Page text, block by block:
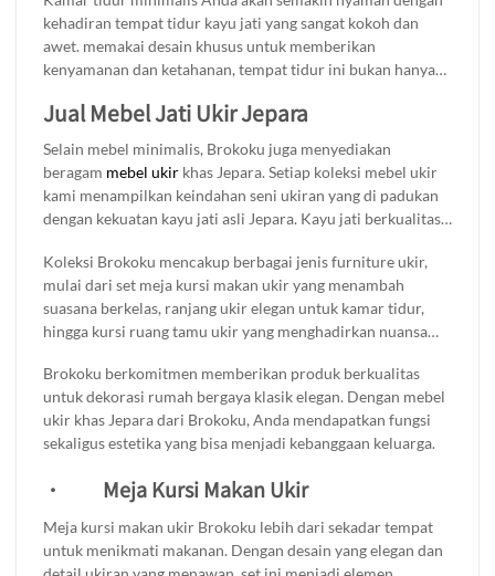
Lemari ini cocok untuk berbagai gaya interior, menambah
sentuhan alami sekaligus fungsionalitas. Apakah Anda
mencari tempat untuk menyimpan pakaian, buku, atau
barang-barang lainnya, lemari minimalis ini akan memenuhi
semua kebutuhan penyimpanan Anda.
kehadiran tempat tidur kayu jati yang sangat kokoh dan
awet. memakai desain khusus untuk memberikan
kenyamanan dan ketahanan, tempat tidur ini bukan hanya
elemen penting yang menambah keindahan ruang tidur
ini menciptakan suasana tidur yang tenang dan nyaman,
membuat Anda lebih mudah beristirahat setelah hari yang
panjang. Transformasikan kamar tidur Anda menjadi
tempat yang memikat dan menyenangkan dengan tempat
tidur kayu jati dari Brokoku, pilihan yang tepat untuk setiap
rumah.
Jual Mebel Jati Ukir Jepara
Selain mebel minimalis, Brokoku juga menyediakan
beragam mebel ukir khas Jepara. Setiap koleksi mebel ukir
kami menampilkan keindahan seni ukiran yang di padukan
dengan kekuatan kayu jati asli Jepara. Kayu jati berkualitas
seiring waktu, cocok sebagai investasi dekorasi jangka
panjang.
Koleksi Brokoku mencakup berbagai jenis furniture ukir,
mulai dari set meja kursi makan ukir yang menambah
suasana berkelas, ranjang ukir elegan untuk kamar tidur,
hingga kursi ruang tamu ukir yang menghadirkan nuansa
yang tak hanya berfungsi untuk menyimpan pakaian, tapi
juga menjadi elemen dekoratif yang menawan.
Brokoku berkomitmen memberikan produk berkualitas
untuk dekorasi rumah bergaya klasik elegan. Dengan mebel
ukir khas Jepara dari Brokoku, Anda mendapatkan fungsi
sekaligus estetika yang bisa menjadi kebanggaan keluarga.
· Meja Kursi Makan Ukir
Meja kursi makan ukir Brokoku lebih dari sekadar tempat
untuk menikmati makanan. Dengan desain yang elegan dan